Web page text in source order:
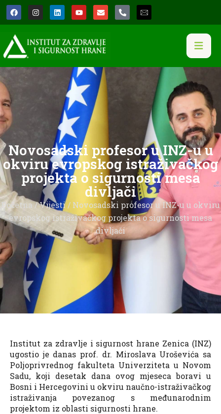
Novosadski profesor u INZ-u u
okviru evropskog istraživačkog
projekta o sigurnosti mesa
divljači
Početna/Vijesti/ Novosadski profesor u INZ-u u okviru
evropskog istraživačkog projekta o sigurnosti mesa
divljači
Institut za zdravlje i sigurnost hrane Zenica (INZ)
ugostio je danas prof. dr. Miroslava Uroševića sa
Poljoprivrednog fakulteta Univerziteta u Novom
Sadu, koji desetak dana ovog mjeseca boravi u
Bosni i Hercegovini u okviru naučno-istraživačkog
istraživanja povezanog s međunarodnim
projektom iz oblasti sigurnosti hrane.